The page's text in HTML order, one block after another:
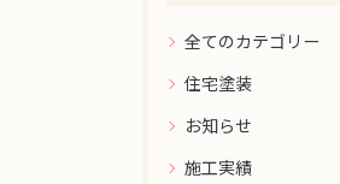
全てのカテゴリー
住宅塗装
お知らせ
施工実績